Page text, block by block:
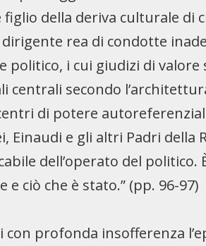
figlio della deriva culturale di
rea di condotte
i cui giudizi di valore
centrali secondo
di potere
Einaudi e gli altri Padri
dell’operato del
e ciò che è stato.” (pp. 96-97)
profonda insofferenza